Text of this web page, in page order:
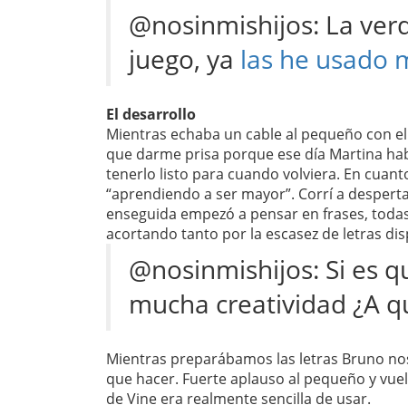
@nosinmishijos: La
juego, ya las he usado
El desarrollo
Mientras echaba un cable al pequeño con
que darme prisa porque ese día Martina
tenerlo listo para cuando volviera. En
“aprendiendo a ser mayor”. Corrí a
enseguida empezó a pensar en frases,
acortando tanto por la escasez de letras
@nosinmishijos: Si es
mucha creatividad ¿A
Mientras preparábamos las letras Bruno
que hacer. Fuerte aplauso al pequeño y
de Vine era realmente sencilla de usar.